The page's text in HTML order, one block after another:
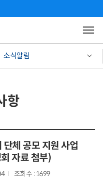
소식알림
항
체 공모 지원 사업
자료 첨부)
조회수 : 1699